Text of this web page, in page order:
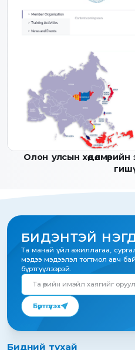
Олон улсын
БИДЭНТЭЙ
Та манай үйл ажиллагаа,
мэдээ мэдээлэл тогтмол авч
бүртгүүлээрэй.
Бүртгүүлэх
Бидний тухай